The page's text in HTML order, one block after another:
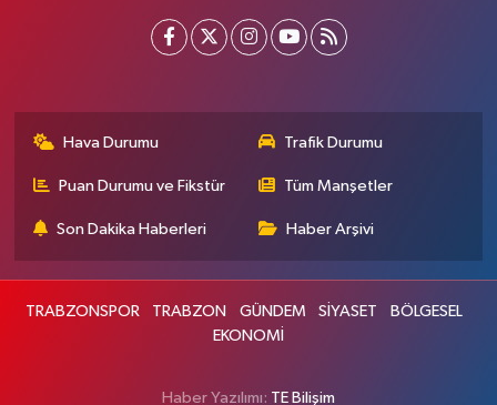
Hava Durumu Trafik Durumu
Puan Durumu ve Fikstür Tüm Manşetler
Son Dakika Haberleri Haber Arşivi
TRABZONSPOR TRABZON GÜNDEM SİYASET
BÖLGESEL
EKONOMİ
Haber Yazılımı: TE Bilişim